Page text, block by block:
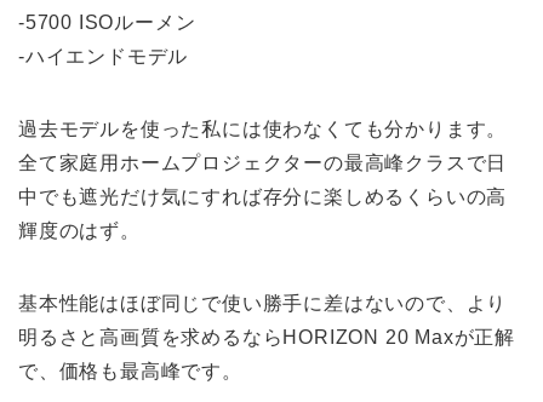
-5700 ISOルーメン
-ハイエンドモデル
過去モデルを使った私には使わなくても分かります。
全て家庭用ホームプロジェクターの最高峰クラスで日
中でも遮光だけ気にすれば存分に楽しめるくらいの高
輝度のはず。
基本性能はほぼ同じで使い勝手に差はないので、より
明るさと高画質を求めるならHORIZON 20 Maxが正解
で、価格も最高峰です。